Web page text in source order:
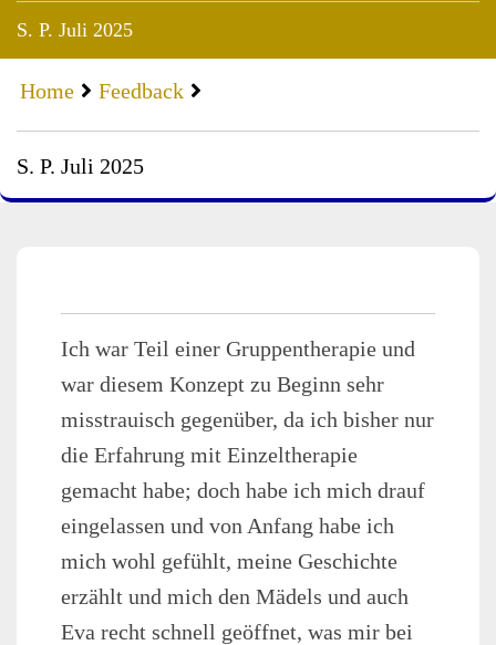
S. P. Juli 2025
Home Feedback
S. P. Juli 2025
Ich war Teil einer Gruppentherapie und
war diesem Konzept zu Beginn sehr
misstrauisch gegenüber, da ich bisher nur
die Erfahrung mit Einzeltherapie
gemacht habe; doch habe ich mich drauf
eingelassen und von Anfang habe ich
mich wohl gefühlt, meine Geschichte
erzählt und mich den Mädels und auch
Eva recht schnell geöffnet, was mir bei